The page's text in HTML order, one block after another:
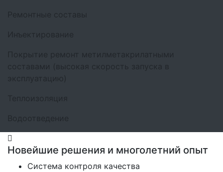
Ремонтные составы
Инъектирование
Покрытие ремонт метилметакрилатными
составами (высокая скорость запуска в
эксплуатацию)
Новейшие решения и многолетний опыт
Система контроля качества